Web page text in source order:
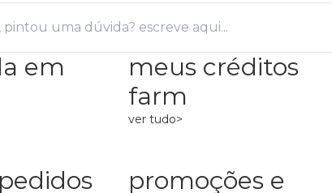
em
meus créditos
farm
ver tudo>
promoções e